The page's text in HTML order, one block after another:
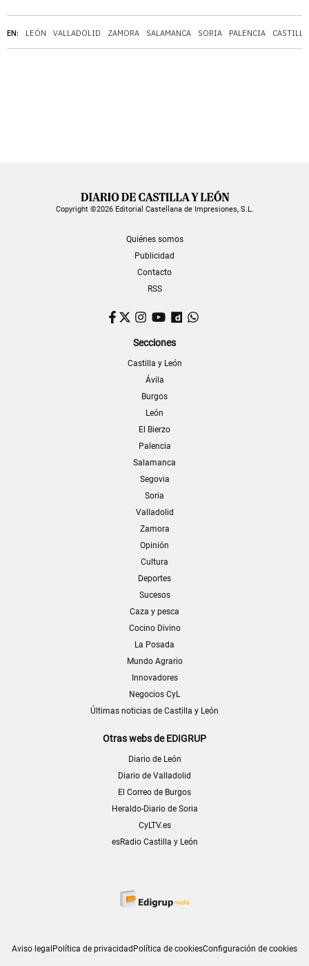
EN: LEÓN VALLADOLID ZAMORA SALAMANCA SORIA PALENCIA
Copyright ©2026 Editorial Castellana de Impresiones, S.L.
Quiénes somos
Publicidad
Contacto
RSS
Facebook
TwitterInstagram
YouTubeDailymotion
Secciones
Castilla y León
Ávila
Burgos
León
El Bierzo
Palencia
Salamanca
Segovia
Soria
Valladolid
Zamora
Opinión
Cultura
Deportes
Sucesos
Caza y pesca
Cocino Divino
La Posada
Mundo Agrario
Innovadores
Negocios CyL
Últimas noticias de Castilla y León
Otras webs de EDIGRUP
Diario de León
Diario de Valladolid
El Correo de Burgos
Heraldo-Diario de Soria
CyLTV.es
esRadio Castilla y León
Aviso legalPolítica de privacidadPolítica de cookiesConfiguración de cookies